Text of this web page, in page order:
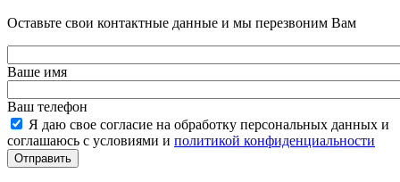
Оставьте свои контактные данные и мы перезвоним Вам
Ваше имя
Ваш телефон
Я даю свое согласие на обработку персональных данных и
соглашаюсь с условиями и политикой конфиденциальности
Отправить